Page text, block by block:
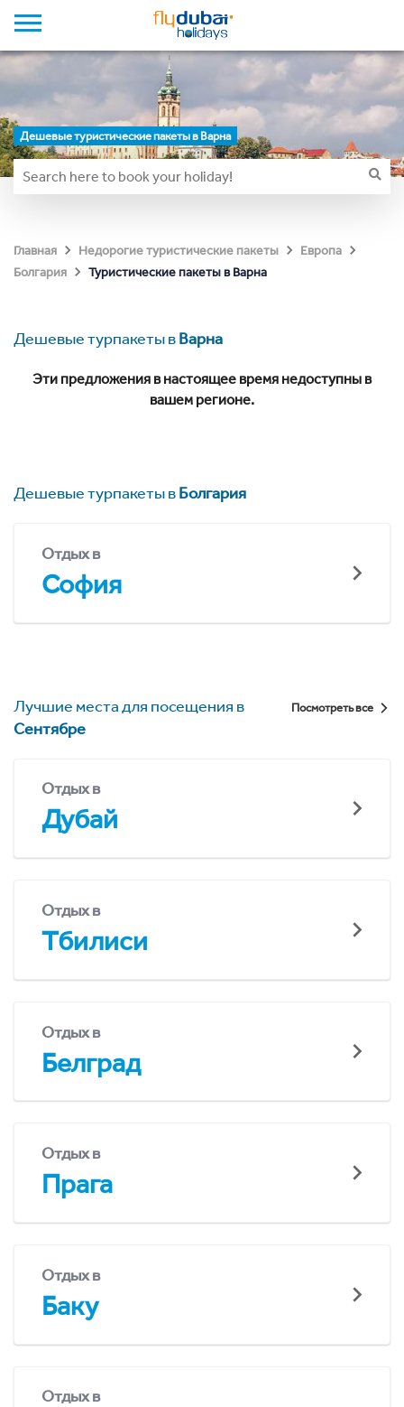
Дешевые туристические пакеты в Варна
Главная Недорогие туристические пакеты
Европа
Болгария
Туристические пакеты в Варна
Дешевые турпакеты вВарна
Эти предложения в настоящее время недоступны в
вашем регионе.
Дешевые турпакеты вБолгария
Отдых в
София
Лучшие места для посещения в
Сентябре
Посмотреть все
Отдых в
Дубай
Отдых в
Тбилиси
Отдых в
Белград
Отдых в
Прага
Отдых в
Баку
Отдых в